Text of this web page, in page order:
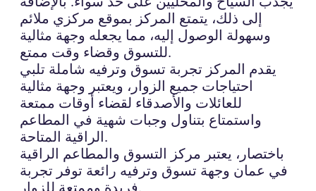
إلى ذلك، يتمتع المركز بموقع مركزي ملائم
وسهولة الوصول إليه، مما يجعله وجهة مثالية
للتسوق وقضاء وقت ممتع.
يقدم المركز تجربة تسوق وترفيه شاملة تلبي
احتياجات جميع الزوار، ويعتبر وجهة مثالية
للعائلات والأصدقاء لقضاء أوقات ممتعة
واستمتاع بتناول وجبات شهية في المطاعم
الراقية المتاحة.
باختصار، يعتبر مركز التسوق والمطاعم الراقية
في عمان وجهة تسوق وترفيه رائعة توفر تجربة
فريدة وممتعة للزوار.